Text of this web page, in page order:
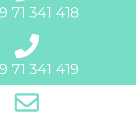
71 341 418
71 341 419